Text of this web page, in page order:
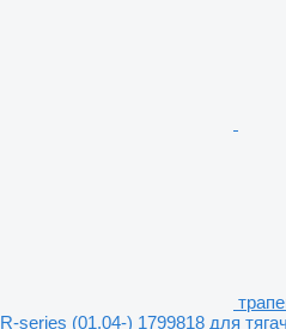
R-series (01.04-) 1799818 для